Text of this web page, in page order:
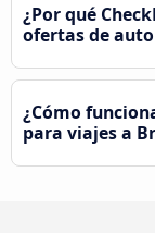
¿Por qué
ofertas de
¿Cómo
para viajes a